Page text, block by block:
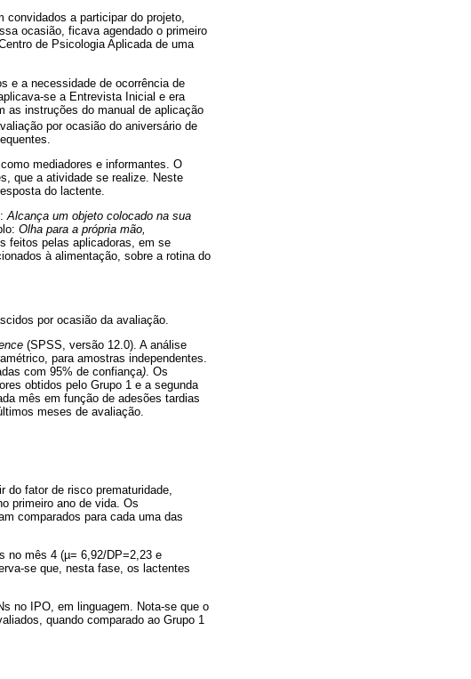
convidados a participar do projeto,
ocasião, ficava agendado o primeiro
de Psicologia Aplicada de uma
e a necessidade de ocorrência de
se a Entrevista Inicial e era
as instruções do manual de aplicação
por ocasião do aniversário de
mediadores e informantes. O
que a atividade se realize. Neste
do lactente.
Alcança um objeto colocado na sua
Olha para a própria mão,
feitos pelas aplicadoras, em se
à alimentação, sobre a rotina do
por ocasião da avaliação.
(SPSS, versão 12.0). A análise
para amostras independentes.
com 95% de confiança) . Os
obtidos pelo Grupo 1 e a segunda
mês em função de adesões tardias
meses de avaliação.
fator de risco prematuridade,
primeiro ano de vida. Os
comparados para cada uma das
no mês 4 (µ= 6,92/DP=2,23 e
se que, nesta fase, os lactentes
no IPO, em linguagem. Nota-se que o
quando comparado ao Grupo 1